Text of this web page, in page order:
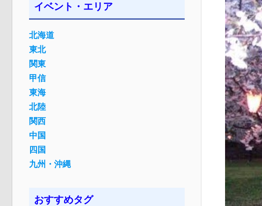
イベント・エリア
北海道
東北
関東
甲信
東海
北陸
関西
中国
四国
九州・沖縄
おすすめタグ